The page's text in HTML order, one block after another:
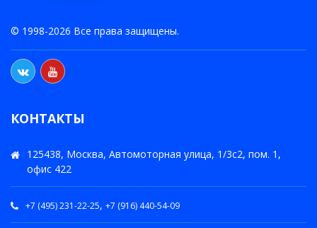
© 1998-2026 Все права защищены.
КОНТАКТЫ
125438, Москва, Автомоторная улица, 1/3с2, пом. 1,
офис 422
+7 (495) 231-22-25, +7 (916) 440-54-09